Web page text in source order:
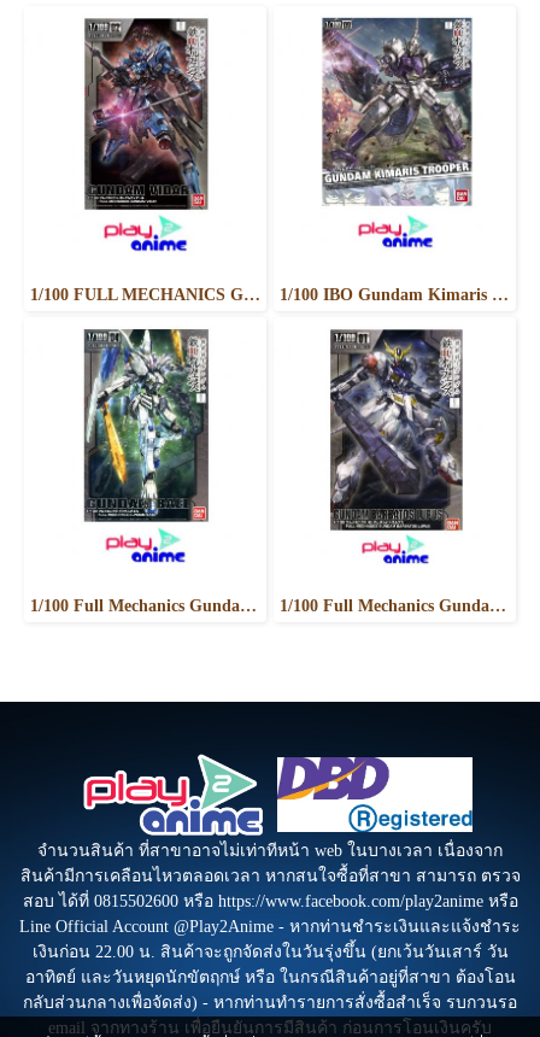
1/100 FULL MECHANICS GUNDAM VIDAR 1/100 IBO Gundam Kimaris Trooper
1/100 Full Mechanics Gundam Bael 1/100 Full Mechanics Gundam Barbatos Lupus
จำนวนสินค้า ที่สาขาอาจไม่เท่าทีหน้า web ในบางเวลา เนื่องจาก
สินค้ามีการเคลือนไหวตลอดเวลา หากสนใจซื้อที่สาขา สามารถ ตรวจ
สอบ ได้ที่ 0815502600 หรือ https://www.facebook.com/play2anime หรือ
Line Official Account @Play2Anime - หากท่านชำระเงินและแจ้งชำระ
เงินก่อน 22.00 น. สินค้าจะถูกจัดส่งในวันรุ่งขึ้น (ยกเว้นวันเสาร์ วัน
อาทิตย์ และวันหยุดนักขัตฤกษ์ หรือ ในกรณีสินค้าอยู่ที่สาขา ต้องโอน
กลับส่วนกลางเพื่อจัดส่ง) - หากท่านทำรายการสั่งซื้อสำเร็จ รบกวนรอ
email จากทางร้าน เพื่อยืนยันการมีสินค้า ก่อนการโอนเงินครับ